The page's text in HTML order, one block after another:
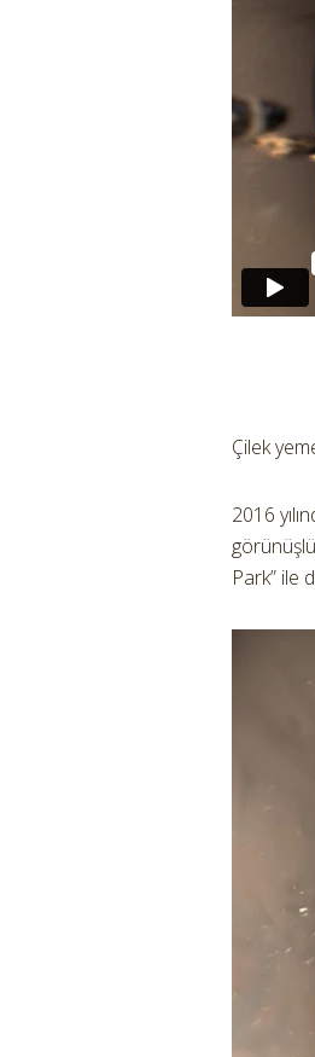
Çilek
2016
Park” ile